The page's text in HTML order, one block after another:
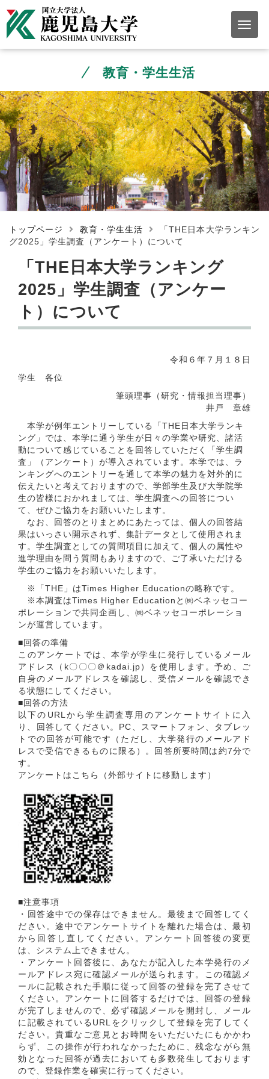
教育・学生生活
トップページ 教育・学生生活
「THE日本大学ランキン
グ2025」学生調査（アンケート）について
「THE日本大学ランキング
2025」学生調査（アンケー
ト）について
令和６年７月１８日
学生 各位
筆頭理事（研究・情報担当理事）
井戸 章雄
本学が例年エントリーしている「THE日本大学ランキ
ング」では、本学に通う学生が日々の学業や研究、諸活
動について感じていることを回答していただく「学生調
査」（アンケート）が導入されています。本学では、ラ
ンキングへのエントリーを通して本学の魅力を対外的に
伝えたいと考えておりますので、学部学生及び大学院学
生の皆様におかれましては、学生調査への回答につい
て、ぜひご協力をお願いいたします。
なお、回答のとりまとめにあたっては、個人の回答結
果はいっさい開示されず、集計データとして使用されま
す。学生調査としての質問項目に加えて、個人の属性や
進学理由を問う質問もありますので、ご了承いただける
学生のご協力をお願いいたします。
※「THE」はTimes Higher Educationの略称です。
※本調査はTimes Higher Educationと㈱ベネッセコー
ポレーションで共同企画し、㈱ベネッセコーポレーショ
ンが運営しています。
■回答の準備
このアンケートでは、本学が学生に発行しているメール
アドレス（k〇〇〇＠kadai.jp）を使用します。予め、ご
自身のメールアドレスを確認し、受信メールを確認でき
る状態にしてください。
■回答の方法
以下のURLから学生調査専用のアンケートサイトに入
り、回答してください。PC、スマートフォン、タブレッ
トでの回答が可能です（ただし、大学発行のメールアド
レスで受信できるものに限る）。回答所要時間は約7分で
す。
アンケートは こちら （外部サイトに移動します）
■注意事項
・回答途中での保存はできません。最後まで回答してく
ださい。途中でアンケートサイトを離れた場合は、最初
から回答し直してください。アンケート回答後の変更
は、システム上できません。
・アンケート回答後に、あなたが記入した本学発行のメ
ールアドレス宛に確認メールが送られます。この確認メ
ールに記載された手順に従って回答の登録を完了させて
ください。アンケートに回答するだけでは、回答の登録
が完了しませんので、必ず確認メールを開封し、メール
に記載されているURLをクリックして登録を完了してく
ださい。貴重なご意見とお時間をいただいたにもかかわ
らず、この操作が行われなかったために、残念ながら無
効となった回答が過去においても多数発生しております
ので、登録作業を確実に行ってください。